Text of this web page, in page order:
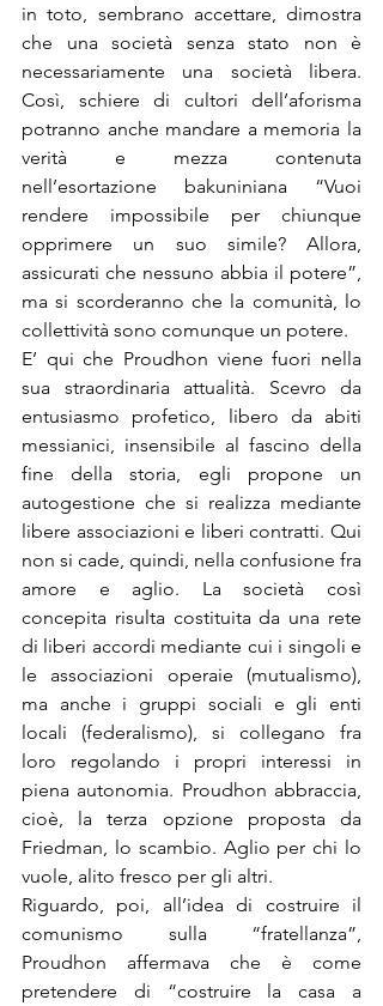
in toto, sembrano accettare, dimostra
che una società senza stato non è
necessariamente una società libera.
Così, schiere di cultori dell’aforisma
potranno anche mandare a memoria la
verità e mezza contenuta
nell’esortazione bakuniniana “Vuoi
rendere impossibile per chiunque
opprimere un suo simile? Allora,
assicurati che nessuno abbia il potere”,
ma si scorderanno che la comunità, lo
collettività sono comunque un potere.
E’ qui che Proudhon viene fuori nella
sua straordinaria attualità. Scevro da
entusiasmo profetico, libero da abiti
messianici, insensibile al fascino della
fine della storia, egli propone un
autogestione che si realizza mediante
libere associazioni e liberi contratti. Qui
non si cade, quindi, nella confusione fra
amore e aglio. La società così
concepita risulta costituita da una rete
di liberi accordi mediante cui i singoli e
le associazioni operaie (mutualismo),
ma anche i gruppi sociali e gli enti
locali (federalismo), si collegano fra
loro regolando i propri interessi in
piena autonomia. Proudhon abbraccia,
cioè, la terza opzione proposta da
Friedman, lo scambio. Aglio per chi lo
vuole, alito fresco per gli altri.
Riguardo, poi, all’idea di costruire il
comunismo sulla “fratellanza”,
Proudhon affermava che è come
pretendere di “costruire la casa a